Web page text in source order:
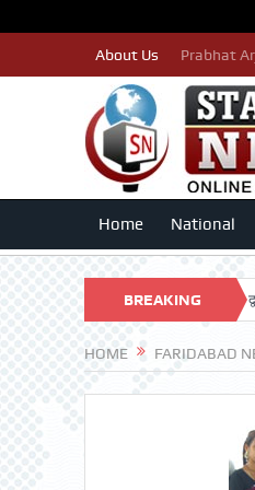
About Us Prabhat
Home National
BREAKING
NEWS
नाम न कटे इसलिए काँग्रेस पार्टी द्वारा
HOME FARIDABAD